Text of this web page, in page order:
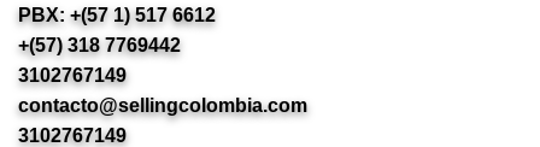
PBX: +(57 1) 517 6612
+(57) 318 7769442
3102767149
contacto@sellingcolombia.com
3102767149